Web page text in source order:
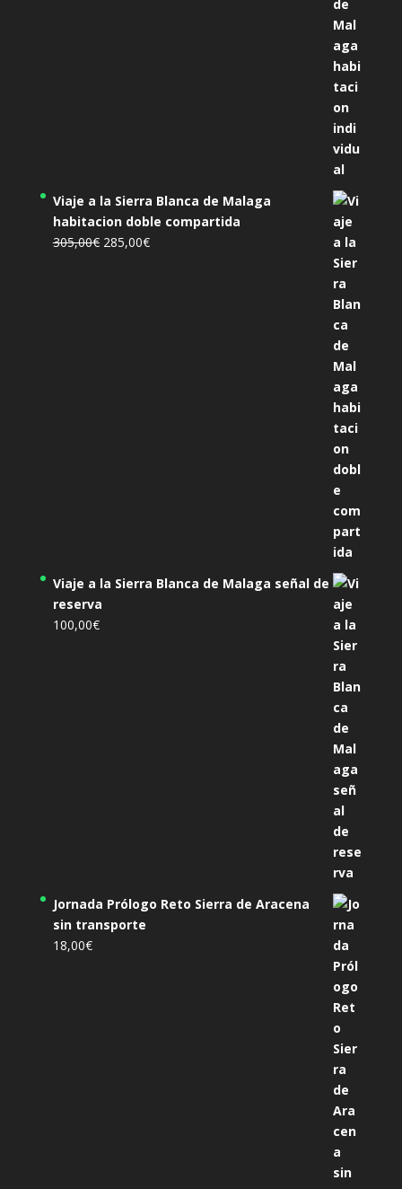
Viaje a la Sierra Blanca de Malaga
habitacion doble compartida
305,00€ El
285,00€El
Viaje a la Sierra Blanca de Malaga señal de
reserva
100,00€
Jornada Prólogo Reto Sierra de Aracena
sin transporte
18,00€